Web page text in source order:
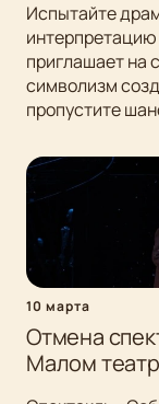
Испытайте
приглашает на
символизм
пропустите
10 марта
Отмена
Малом